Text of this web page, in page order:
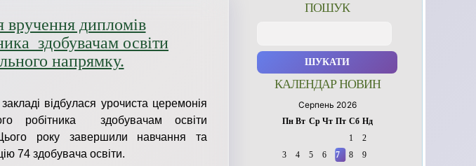
вручення дипломів
здобувачам освіти
напрямку.
відбулася урочиста церемонія
робітника здобувачам освіти
року завершили навчання та
74 здобувача освіти.
ПОШУК
КАЛЕНДАР НОВИН
Серпень 2026
Пн Вт Ср Чт Пт Сб Нд
1
2
3
4 5 6 7 8
9